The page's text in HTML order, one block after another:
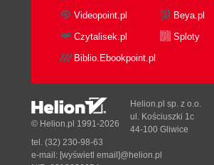
Videopoint.pl
Beya.pl
Czytalisek.pl
Sploty
Biblio.Ebookpoint.pl
© Helion.pl 1991-2026
Helion.pl sp. z o.o.
ul. Kościuszki 1c
44-100 Gliwice
tel. (32) 230-98-63
e-mail: [wyświetl email]@helion.pl